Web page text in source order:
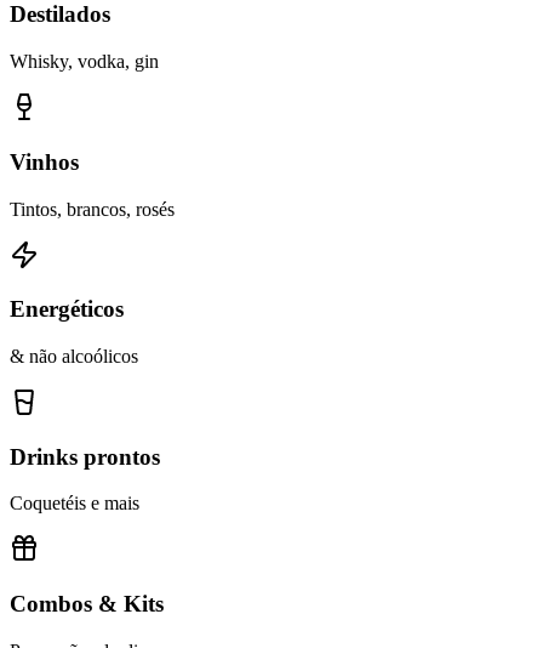
Destilados
Whisky, vodka, gin
Vinhos
Tintos, brancos, rosés
Energéticos
& não alcoólicos
Drinks prontos
Coquetéis e mais
Combos & Kits